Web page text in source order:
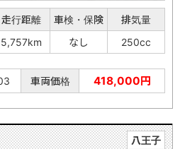
走行距離 車検・保険
排気量
5,757km なし 250cc
車両価格 418,000円
八王子